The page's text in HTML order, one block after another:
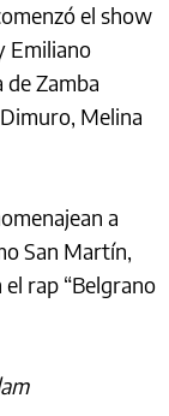
el show
Emiliano
de Zamba
Melina
a
San Martín,
rap “Belgrano